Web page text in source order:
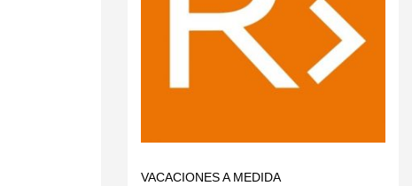
VACACIONES A MEDIDA